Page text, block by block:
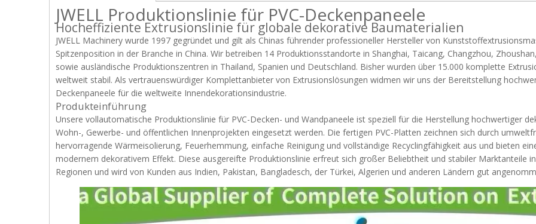
JWELL Produktionslinie für PVC-Deckenpaneele
Hocheffiziente Extrusionslinie für globale dekorative Baumaterialien
JWELL Machinery wurde 1997 gegründet und gilt als Chinas führender professioneller Hersteller von
Spitzenposition in der Branche in China. Wir betreiben 14 Produktionsstandorte in Shanghai, Taicang, Changzhou,
sowie ausländische Produktionszentren in Thailand, Spanien und Deutschland. Bisher wurden über 15.000 komplette
weltweit stabil. Als vertrauenswürdiger Komplettanbieter von Extrusionslösungen widmen wir uns der Bereitstellung
Deckenpaneele für die weltweite Innendekorationsindustrie.
Produkteinführung
Unsere vollautomatische Produktionslinie für PVC-Decken- und Wandpaneele ist speziell für die Herstellung hochwertiger
Wohn-, Gewerbe- und öffentlichen Innenprojekten eingesetzt werden. Die fertigen PVC-Platten zeichnen sich durch
hervorragende Wärmeisolierung, Feuerhemmung, einfache Reinigung und vollständige Recyclingfähigkeit aus und bieten
modernem dekorativem Effekt. Diese ausgereifte Produktionslinie erfreut sich großer Beliebtheit und stabiler Marktanteile
Regionen und wird von Kunden aus Indien, Pakistan, Bangladesch, der Türkei, Algerien und anderen Ländern gut